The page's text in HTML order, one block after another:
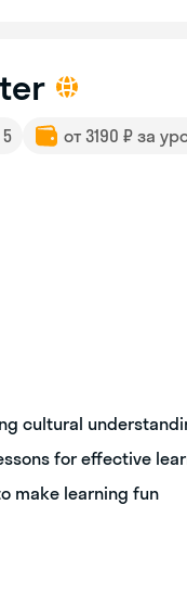
5 от 3190 ₽ за
cultural
for effective
make learning fun